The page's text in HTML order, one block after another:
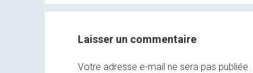
Laisser un commentaire
Votre adresse e-mail ne sera pas publiée.